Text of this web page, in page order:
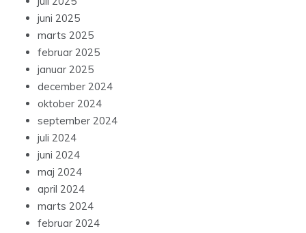
juni 2025
marts 2025
februar 2025
januar 2025
december 2024
oktober 2024
september 2024
juli 2024
juni 2024
maj 2024
april 2024
marts 2024
februar 2024